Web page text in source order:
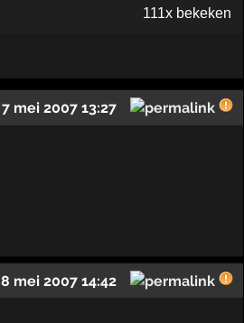
111x bekeken
7 mei 2007 13:27
8 mei 2007 14:42